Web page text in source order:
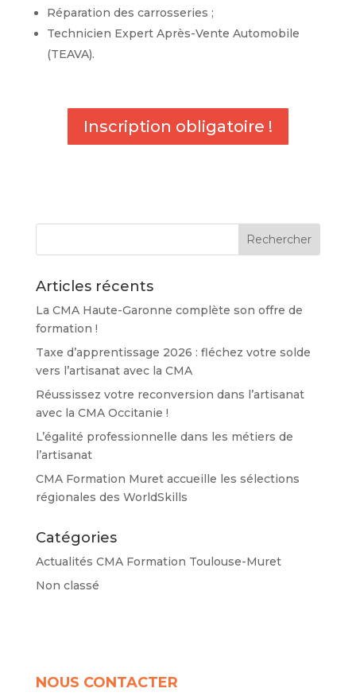
Réparation des carrosseries ;
Technicien Expert Après-Vente Automobile
(TEAVA).
Inscription obligatoire !
Articles récents
La CMA Haute-Garonne complète son offre de
formation !
Taxe d’apprentissage 2026 : fléchez votre solde
vers l’artisanat avec la CMA
Réussissez votre reconversion dans l’artisanat
avec la CMA Occitanie !
L’égalité professionnelle dans les métiers de
l’artisanat
CMA Formation Muret accueille les sélections
régionales des WorldSkills
Catégories
Actualités CMA Formation Toulouse-Muret
Non classé
NOUS CONTACTER